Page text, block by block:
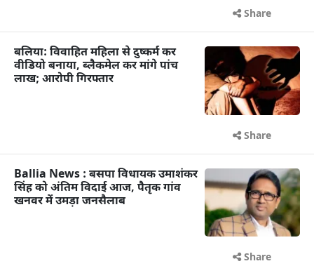
Share
बलिया: विवाहित महिला से दुष्कर्म कर
वीडियो बनाया, ब्लैकमेल कर मांगे पांच
लाख; आरोपी गिरफ्तार
Share
Ballia News : बसपा विधायक उमाशंकर
सिंह को अंतिम विदाई आज, पैतृक गांव
खनवर में उमड़ा जनसैलाब
Share